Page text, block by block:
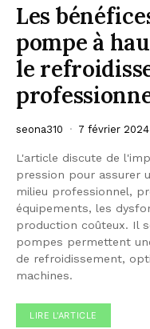
Les
pompe à
le
seona310 7 février 2024
L'article discute de
pression pour assurer
milieu professionnel,
équipements, les
production coûteux. Il
pompes permettent
de refroidissement,
machines.
LIRE L'ARTICLE